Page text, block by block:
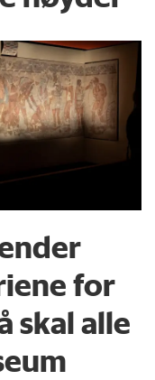
for
skal alle